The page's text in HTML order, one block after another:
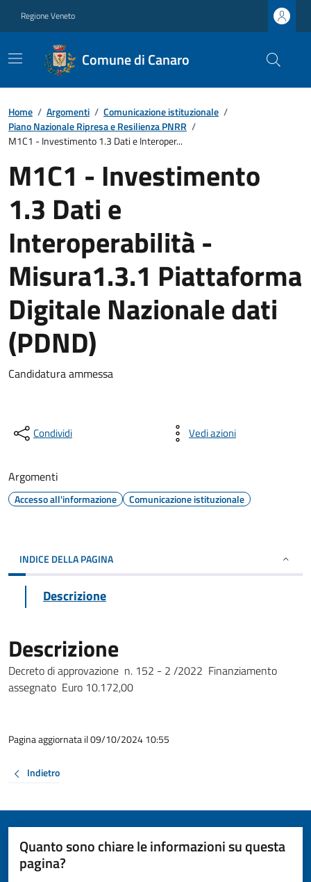
Regione Veneto
Comune di Canaro
Home / Argomenti / Comunicazione istituzionale /
Piano Nazionale Ripresa e Resilienza PNRR /
M1C1 - Investimento 1.3 Dati e Interoper...
M1C1 - Investimento
1.3 Dati e
Interoperabilità -
Misura1.3.1 Piattaforma
Digitale Nazionale dati
(PDND)
Candidatura ammessa
Condividi Vedi azioni
Argomenti
Accesso all'informazione Comunicazione istituzionale
INDICE DELLA PAGINA
Descrizione
Descrizione
Decreto di approvazione n. 152 - 2 /2022 Finanziamento
assegnato Euro 10.172,00
Pagina aggiornata il 09/10/2024 10:55
Indietro
Quanto sono chiare le informazioni su questa
pagina?